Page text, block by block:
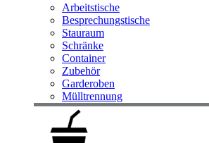
Arbeitstische
Besprechungstische
Stauraum
Schränke
Container
Zubehör
Garderoben
Mülltrennung